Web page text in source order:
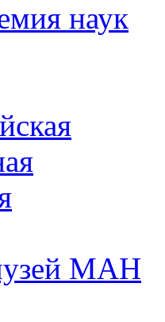
наук
МАН